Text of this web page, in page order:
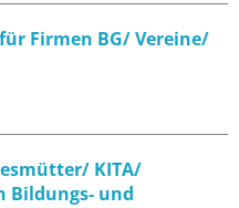
Firmen BG/ Vereine/
KITA/
Bildungs- und